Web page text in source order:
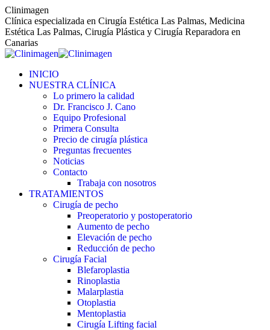
Saltar
al
contenido
Clinimagen
Clínica especializada en Cirugía Estética Las Palmas, Medicina
Estética Las Palmas, Cirugía Plástica y Cirugía Reparadora en
Canarias
INICIO
NUESTRA CLÍNICA
Lo primero la calidad
Dr. Francisco J. Cano
Equipo Profesional
Primera Consulta
Precio de cirugía plástica
Preguntas frecuentes
Noticias
Contacto
Trabaja con nosotros
TRATAMIENTOS
Cirugía de pecho
Preoperatorio y postoperatorio
Aumento de pecho
Elevación de pecho
Reducción de pecho
Cirugía Facial
Blefaroplastia
Rinoplastia
Malarplastia
Otoplastia
Mentoplastia
Cirugía Lifting facial